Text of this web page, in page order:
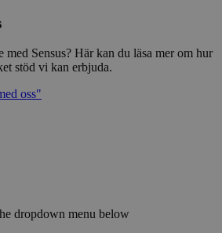
med Sensus? Här kan du läsa mer om hur
stöd vi kan erbjuda.
oss"
dropdown menu below